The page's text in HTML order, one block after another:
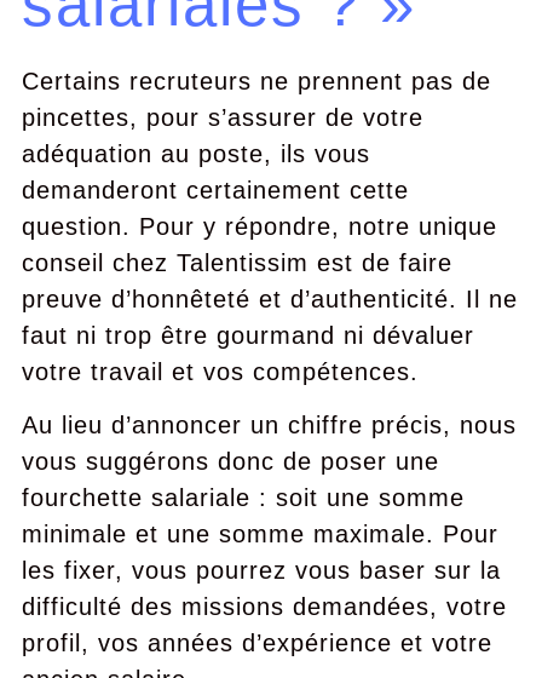
Certains recruteurs ne prennent pas de
pincettes, pour s’assurer de votre
adéquation au poste, ils vous
demanderont certainement cette
question. Pour y répondre, notre unique
conseil chez Talentissim est de faire
preuve d’honnêteté et d’authenticité. Il ne
faut ni trop être gourmand ni dévaluer
votre travail et vos compétences.
Au lieu d’annoncer un chiffre précis, nous
vous suggérons donc de poser une
fourchette salariale : soit une somme
minimale et une somme maximale. Pour
les fixer, vous pourrez vous baser sur la
difficulté des missions demandées, votre
profil, vos années d’expérience et votre